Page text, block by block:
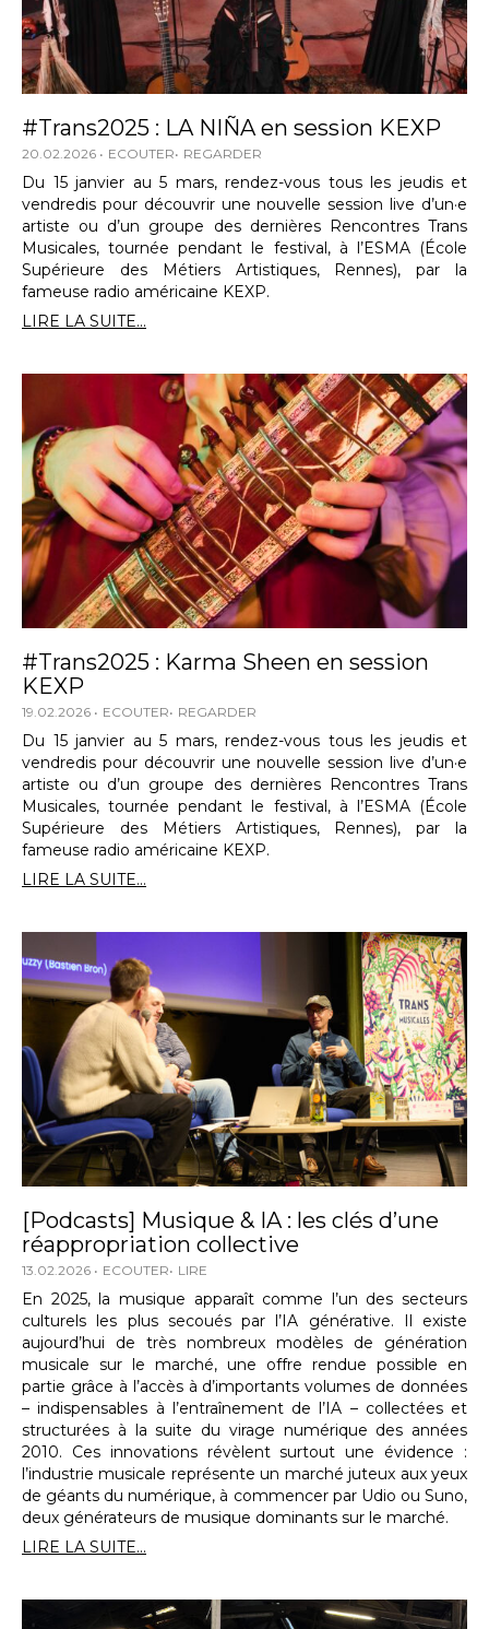
#Trans2025 : LA NIÑA en session KEXP
20.02.2026 ECOUTER REGARDER
Du 15 janvier au 5 mars, rendez-vous tous les jeudis et
vendredis pour découvrir une nouvelle session live d’un·e
artiste ou d’un groupe des dernières Rencontres Trans
Musicales, tournée pendant le festival, à l’ESMA (École
Supérieure des Métiers Artistiques, Rennes), par la
fameuse radio américaine KEXP.
LIRE LA SUITE...
#Trans2025 : Karma Sheen en session
KEXP
19.02.2026 ECOUTER REGARDER
Du 15 janvier au 5 mars, rendez-vous tous les jeudis et
vendredis pour découvrir une nouvelle session live d’un·e
artiste ou d’un groupe des dernières Rencontres Trans
Musicales, tournée pendant le festival, à l’ESMA (École
Supérieure des Métiers Artistiques, Rennes), par la
fameuse radio américaine KEXP.
LIRE LA SUITE...
[Podcasts] Musique & IA : les clés d’une
réappropriation collective
13.02.2026 ECOUTER LIRE
En 2025, la musique apparaît comme l’un des secteurs
culturels les plus secoués par l’IA générative. Il existe
aujourd’hui de très nombreux modèles de génération
musicale sur le marché, une offre rendue possible en
partie grâce à l’accès à d’importants volumes de données
– indispensables à l’entraînement de l’IA – collectées et
structurées à la suite du virage numérique des années
2010. Ces innovations révèlent surtout une évidence :
l’industrie musicale représente un marché juteux aux yeux
de géants du numérique, à commencer par Udio ou Suno,
deux générateurs de musique dominants sur le marché.
LIRE LA SUITE...